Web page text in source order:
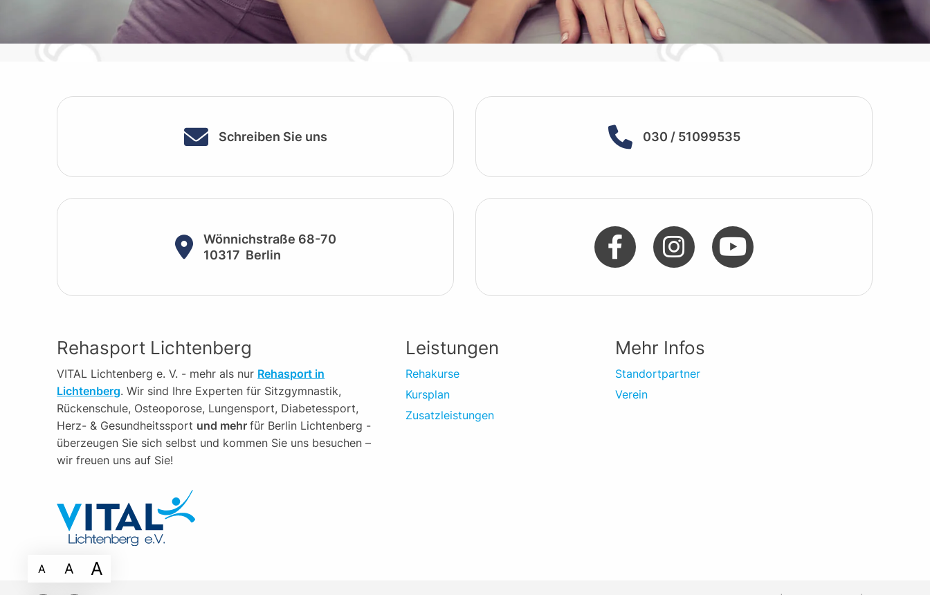
Schreiben Sie uns 030 / 51099535
Wönnichstraße 68-70
10317 Berlin
Rehasport Lichtenberg
VITAL Lichtenberg e. V. - mehr als nur Rehasport in
Lichtenberg. Wir sind Ihre Experten für Sitzgymnastik,
Rückenschule, Osteoporose, Lungensport, Diabetessport,
Herz- & Gesundheitssport und mehrfür Berlin Lichtenberg -
überzeugen Sie sich selbst und kommen Sie uns besuchen –
wir freuen uns auf Sie!
Leistungen
Rehakurse
Kursplan
Zusatzleistungen
Mehr Infos
Standortpartner
Verein
A A A